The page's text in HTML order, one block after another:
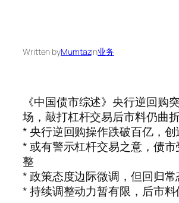
Written byMumtazin业务
《中国债市综述》央行逆回购
场，敲打杠杆交易后市料仍曲
* 央行逆回购操作跌破百亿，
* 或有警示杠杆交易之意，债
整
* 政策态度边际微调，但回归
* 持续调整动力暂有限，后市